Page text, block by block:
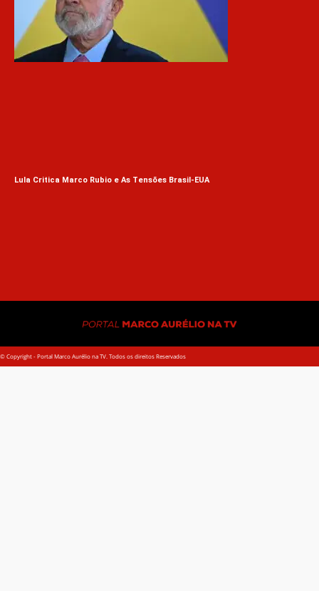
Lula Critica Marco Rubio e As Tensões Brasil-EUA
© Copyright - Portal Marco Aurélio na TV. Todos os direitos Reservados